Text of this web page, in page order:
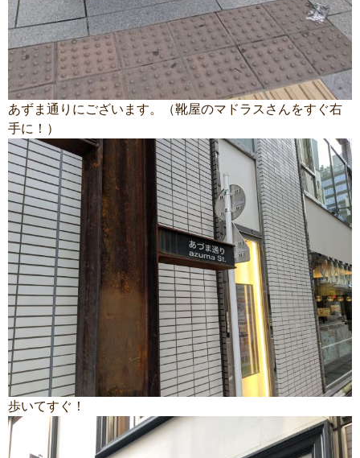
あずま通りにございます。（靴屋のマドラスさんをすぐ右
手に！）
歩いてすぐ！